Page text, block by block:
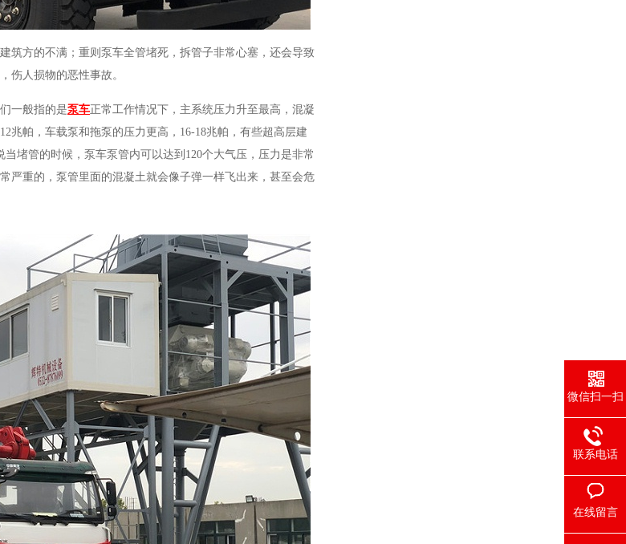
筑方的不满；重则泵车全管堵死，拆管子非常心塞，还会导致
伤人损物的恶性事故。
一般指的是泵车正常工作情况下，主系统压力升至最高，混凝
12兆帕，车载泵和拖泵的压力更高，16-18兆帕，有些超高层建
堵管的时候，泵车泵管内可以达到120个大气压，压力是非常
严重的，泵管里面的混凝土就会像子弹一样飞出来，甚至会危
微信扫一扫
联系电话
在线留言